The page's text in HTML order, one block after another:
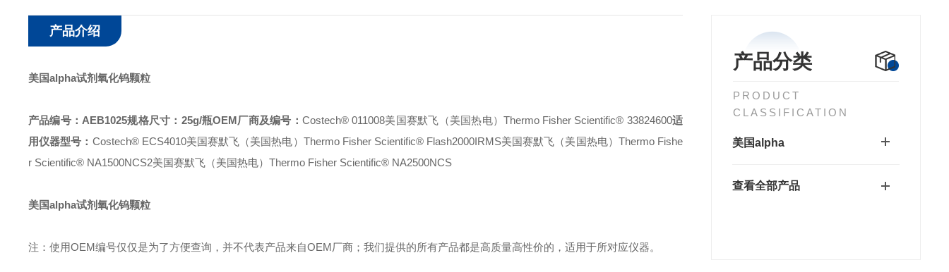
产品分类
PRODUCT
CLASSIFICATION
美国alpha
查看全部产品
产品介绍
美国alpha试剂氧化钨颗粒
产品编号：AEB1025规格尺寸：25g/瓶OEM厂商及编号： Costech® 011008美国赛默飞（美国热电）Thermo Fisher Scientific® 33824600适
用仪器型号： Costech® ECS4010美国赛默飞（美国热电）Thermo Fisher Scientific® Flash2000IRMS美国赛默飞（美国热电）Thermo Fishe
r Scientific® NA1500NCS2美国赛默飞（美国热电）Thermo Fisher Scientific® NA2500NCS
美国alpha试剂氧化钨颗粒
注：使用OEM编号仅仅是为了方便查询，并不代表产品来自OEM厂商；我们提供的所有产品都是高质量高性价的，适用于所对应仪器。